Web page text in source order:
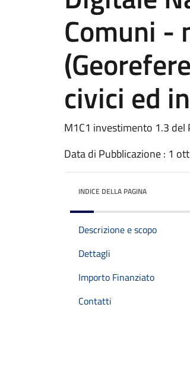
Comuni -
civici ed
M1C1 investimento 1.3 del
Data di Pubblicazione : 1
INDICE DELLA PAGINA
Descrizione e scopo
Dettagli
Importo Finanziato
Contatti